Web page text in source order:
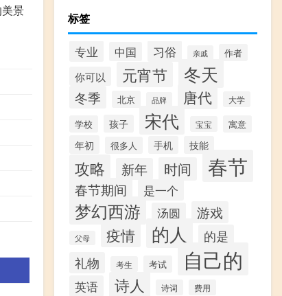
景
标签
专业 中国 习俗 亲戚 作者
你可以 元宵节 冬天
冬季 北京 品牌 唐代 大学
学校 孩子 宋代 宝宝 寓意
年初 很多人 手机 技能
攻略 新年 时间 春节
春节期间 是一个
梦幻西游 汤圆 游戏
父母 疫情 的人 的是
礼物 考生 考试 自己的
英语 诗人 诗词 费用